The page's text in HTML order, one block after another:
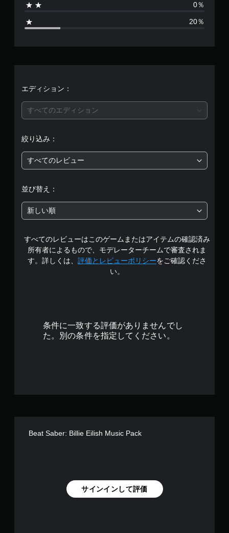
、
段
階
の
4
.
2
0％
20％
エディション：
すべてのエディション
絞り込み：
すべてのレビュー
並び替え：
新しい順
すべてのレビューはこのゲームまたはアイテムの確認済み
所有者によるもので、モデレーターチームで審査されま
す。詳しくは、 評価とレビューポリシーをご確認くださ
い。
条件に一致する評価がありませんでし
た。別の条件を指定してください。
Beat Saber: Billie Eilish Music Pack
サインインして評価